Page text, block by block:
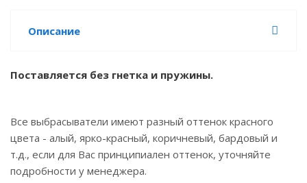
Описание
Поставляется без гнетка и пружины.
Все выбрасыватели имеют разный оттенок красного
цвета - алый, ярко-красный, коричневый, бардовый и
т.д., если для Вас принципиален оттенок, уточняйте
подробности у менеджера.